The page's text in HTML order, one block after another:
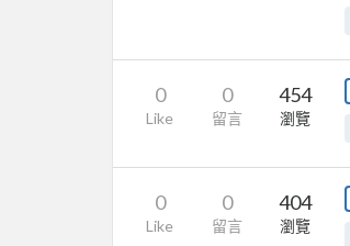
0
Like
0
留言
454
瀏覽
0
Like
0
留言
404
瀏覽